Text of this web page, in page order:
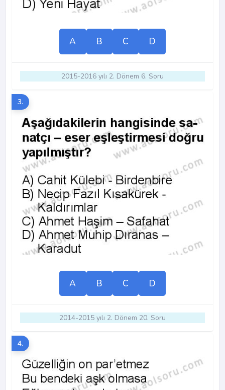
A B C D
2015-2016 yılı 2. Dönem 6. Soru
3.
A B C D
2014-2015 yılı 2. Dönem 20. Soru
4.